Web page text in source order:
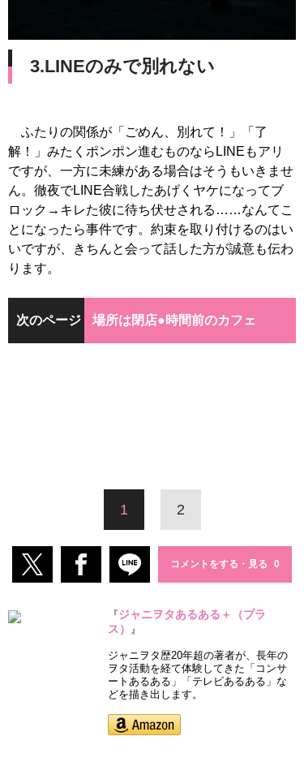
3.LINEのみで別れない
ふたりの関係が「ごめん、別れて！」「了
解！」みたくポンポン進むものならLINEもアリ
ですが、一方に未練がある場合はそうもいきませ
ん。徹夜でLINE合戦したあげくヤケになってブ
ロック→キレた彼に待ち伏せされる……なんてこ
とになったら事件です。約束を取り付けるのはい
いですが、きちんと会って話した方が誠意も伝わ
ります。
次のページ 場所は閉店●時間前のカフェ
1 2
コメントをする・見る
『ジャニヲタあるある＋（プラ
ス） 』
ジャニヲタ歴20年超の著者が、長年の
ヲタ活動を経て体験してきた「コンサ
ートあるある」「テレビあるある」な
どを描き出します。